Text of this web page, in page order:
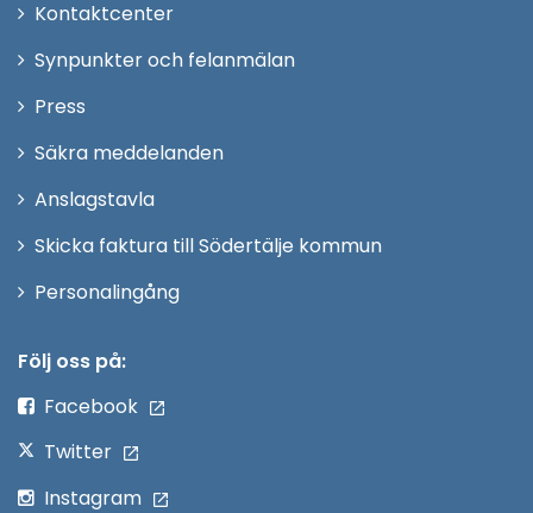
KontaktcenterÖppna
Synpunkter och felanmälan
Press
fönster
Säkra meddelanden
Anslagstavla
Skicka faktura till Södertälje kommun
PersonalingångÖppna
Följ oss på:
Facebook
Twitter
Instagram